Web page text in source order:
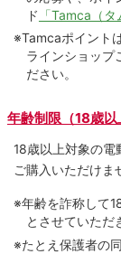
ド 「Tamca（タ
※Tamcaポイント
ラインショップ
ださい。
年齢制限（18歳
18歳以上対象の電
ご購入いただけま
※年齢を詐称して
とさせていただ
※たとえ保護者の